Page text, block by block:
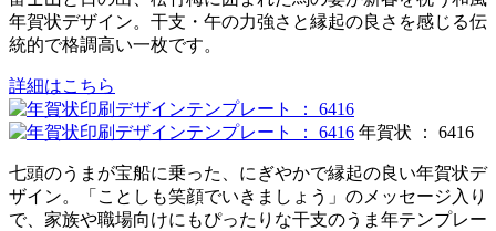
年賀状デザイン。干支・午の力強さと縁起の良さを感じる伝
統的で格調高い一枚です。
詳細はこちら
年賀状 ： 6416
七頭のうまが宝船に乗った、にぎやかで縁起の良い年賀状デ
ザイン。「ことしも笑顔でいきましょう」のメッセージ入り
で、家族や職場向けにもぴったりな干支のうま年テンプレー